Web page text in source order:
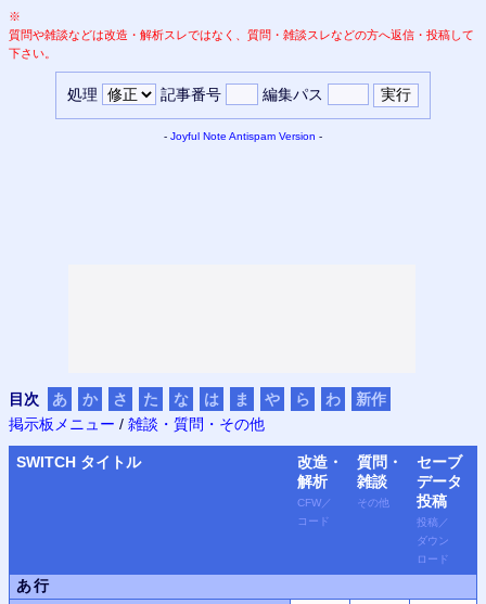
※
質問や雑談などは改造・解析スレではなく、質問・雑談スレなどの方へ返信・投稿して
下さい。
処理 記事番号 編集パス
- Joyful Note Antispam Version -
目次 あ か さ た な は ま や ら わ
新作
掲示板メニュー / 雑談・質問・その他
SWITCH タイトル
改造・
解析
CFW ／
コード
質問・
雑談
その他
セーブ
データ
投稿
投稿 ／
ダウン
ロード
あ行